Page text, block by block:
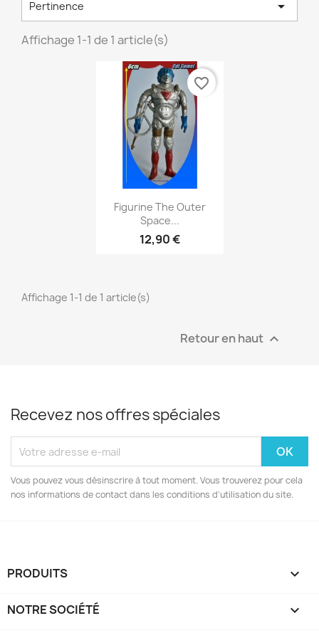
Pertinence 
Affichage 1-1 de 1 article(s)
Aperçu rapide
Figurine The Outer
Space...
12,90 €
favorite_border
Affichage 1-1 de 1 article(s)
Retour en haut 
Recevez nos offres spéciales
Vous pouvez vous désinscrire à tout moment. Vous trouverez pour cela
nos informations de contact dans les conditions d'utilisation du site.
PRODUITS 
NOTRE SOCIÉTÉ 